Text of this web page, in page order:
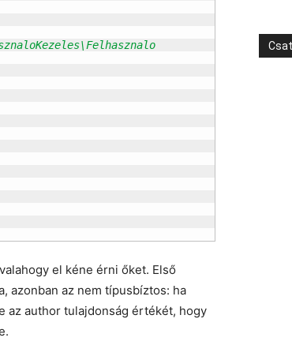
el kéne érni őket. Első
azonban az nem típusbíztos: ha
az author tulajdonság értékét, hogy